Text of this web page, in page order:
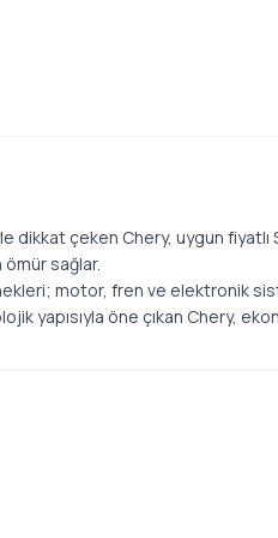
dikkat çeken Chery, uygun
sağlar.
motor, fren ve elektronik
yapısıyla öne çıkan Chery,